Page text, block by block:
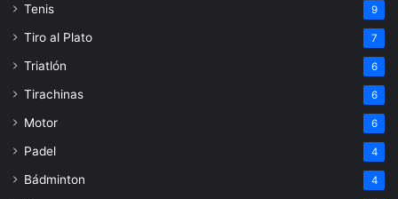
Tenis 9
Tiro al Plato 7
Triatlón 6
Tirachinas 6
Motor 6
Padel 4
Bádminton 4